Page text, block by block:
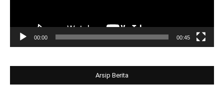
00:00 00:45
Arsip Berita